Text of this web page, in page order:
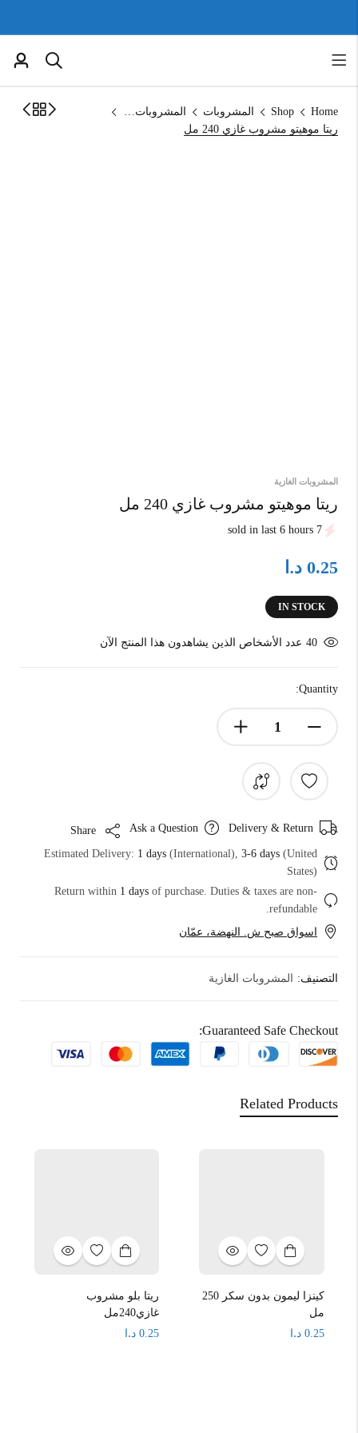
Home
Shop المشروبات
المشروبات الغازية
ريتا موهيتو مشروب غازي 240 مل
المشروبات الغازية
ريتا موهيتو مشروب غازي 240 مل
7 sold in last 6 hours
0.25 د.ا
IN STOCK
40 عدد الأشخاص الذين يشاهدون هذا المنتج الآن
Quantity:
Delivery & Return
Ask a Question
Estimated Delivery: 1 days (International), 3-6 days (United
States)
Return within 1 days of purchase. Duties & taxes are non-
refundable.
اسواق صبح ش. النهضة، عمّان
التصنيف: المشروبات الغازية
Guaranteed Safe Checkout:
Related Products
كينزا ليمون بدون سكر 250
مل
0.25 د.ا
ريتا بلو مشروب
غازي240مل
0.25 د.ا